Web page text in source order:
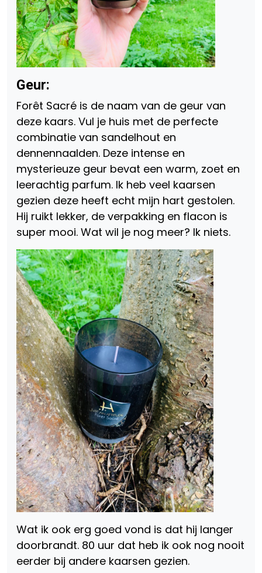
Geur:
Forêt Sacré is de naam van de geur van
deze kaars. Vul je huis met de perfecte
combinatie van sandelhout en
dennennaalden. Deze intense en
mysterieuze geur bevat een warm, zoet en
leerachtig parfum. Ik heb veel kaarsen
gezien deze heeft echt mijn hart gestolen.
Hij ruikt lekker, de verpakking en flacon is
super mooi. Wat wil je nog meer? Ik niets.
Wat ik ook erg goed vond is dat hij langer
doorbrandt. 80 uur dat heb ik ook nog nooit
eerder bij andere kaarsen gezien.